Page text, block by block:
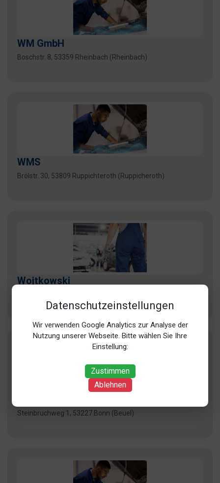
Datenschutzeinstellungen
Wir verwenden Google Analytics zur Analyse der
Nutzung unserer Webseite. Bitte wählen Sie Ihre
Einstellung:
Zustimmen
Ablehnen
WM GmbH
Boschstr. 8, 53359 Rheinbach (Rheinbach)
WMS
Brölstr. 30, 53809 Ruppichteroth (Ruppicheroth)
Wojtkowski
Steinbruchweg 1, 53227 Bonn (Beuel)